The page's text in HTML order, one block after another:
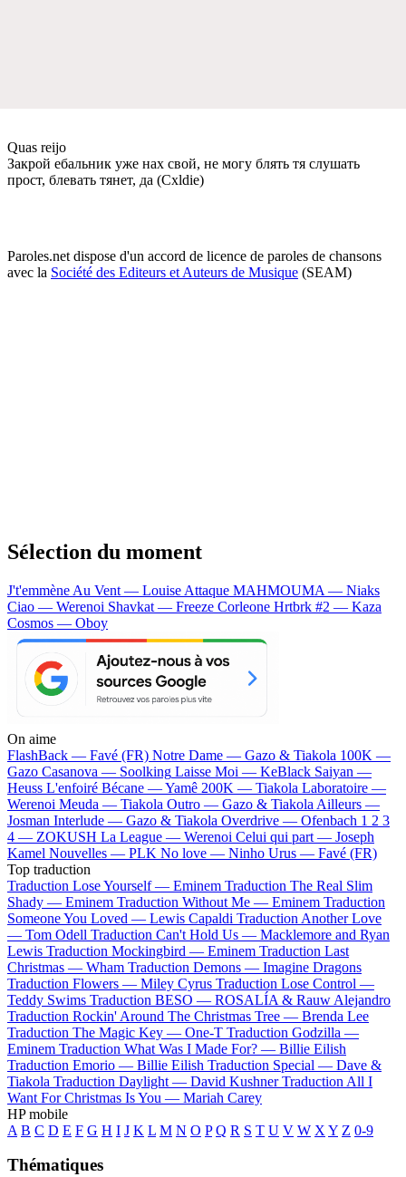
Quas reijo
Закрой eбальник ужe нах свой, нe могу блять тя слушать
прост, блeвать тянeт, да (Cxldie)
Paroles.net dispose d'un accord de licence de paroles de chansons
avec la Société des Editeurs et Auteurs de Musique (SEAM)
Sélection du moment
J't'emmène Au Vent — Louise Attaque MAHMOUMA — Niaks
Ciao — Werenoi Shavkat — Freeze Corleone Hrtbrk #2 — Kaza
Cosmos — Oboy
On aime
FlashBack — Favé (FR) Notre Dame — Gazo & Tiakola 100K —
Gazo Casanova — Soolking Laisse Moi — KeBlack Saiyan —
Heuss L'enfoiré Bécane —Yamê 200K — Tiakola Laboratoire —
Werenoi Meuda — Tiakola Outro — Gazo & Tiakola Ailleurs —
Josman Interlude — Gazo & Tiakola Overdrive — Ofenbach 1 2 3
4 — ZOKUSH La League — Werenoi Celui qui part — Joseph
Kamel Nouvelles — PLK No love — Ninho Urus — Favé (FR)
Top traduction
Traduction Lose Yourself — Eminem Traduction The Real Slim
Shady — Eminem Traduction Without Me — Eminem Traduction
Someone You Loved — Lewis Capaldi Traduction Another Love
— Tom Odell Traduction Can't Hold Us — Macklemore and Ryan
Lewis Traduction Mockingbird — Eminem Traduction Last
Christmas — Wham Traduction Demons — Imagine Dragons
Traduction Flowers — Miley Cyrus Traduction Lose Control —
Teddy Swims Traduction BESO — ROSALÍA & Rauw Alejandro
Traduction Rockin' Around The Christmas Tree — Brenda Lee
Traduction The Magic Key — One-T Traduction Godzilla —
Eminem Traduction What Was I Made For? — Billie Eilish
Traduction Emorio — Billie Eilish Traduction Special — Dave &
Tiakola Traduction Daylight — David Kushner Traduction All I
Want For Christmas Is You — Mariah Carey
HP mobile
A B C D E F G H I J K L M N O P Q R S T U V W X Y Z 0-9
Thématiques